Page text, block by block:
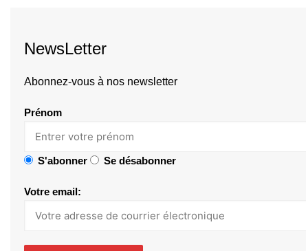
NewsLetter
Abonnez-vous à nos newsletter
Prénom
S'abonner Se désabonner
Votre email: